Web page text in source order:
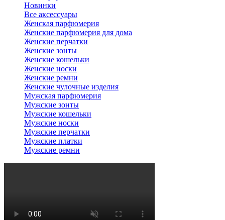
Новинки
Все аксессуары
Женская парфюмерия
Женские парфюмерия для дома
Женские перчатки
Женские зонты
Женские кошельки
Женские носки
Женские ремни
Женские чулочные изделия
Мужская парфюмерия
Мужские зонты
Мужские кошельки
Мужские носки
Мужские перчатки
Мужские платки
Мужские ремни